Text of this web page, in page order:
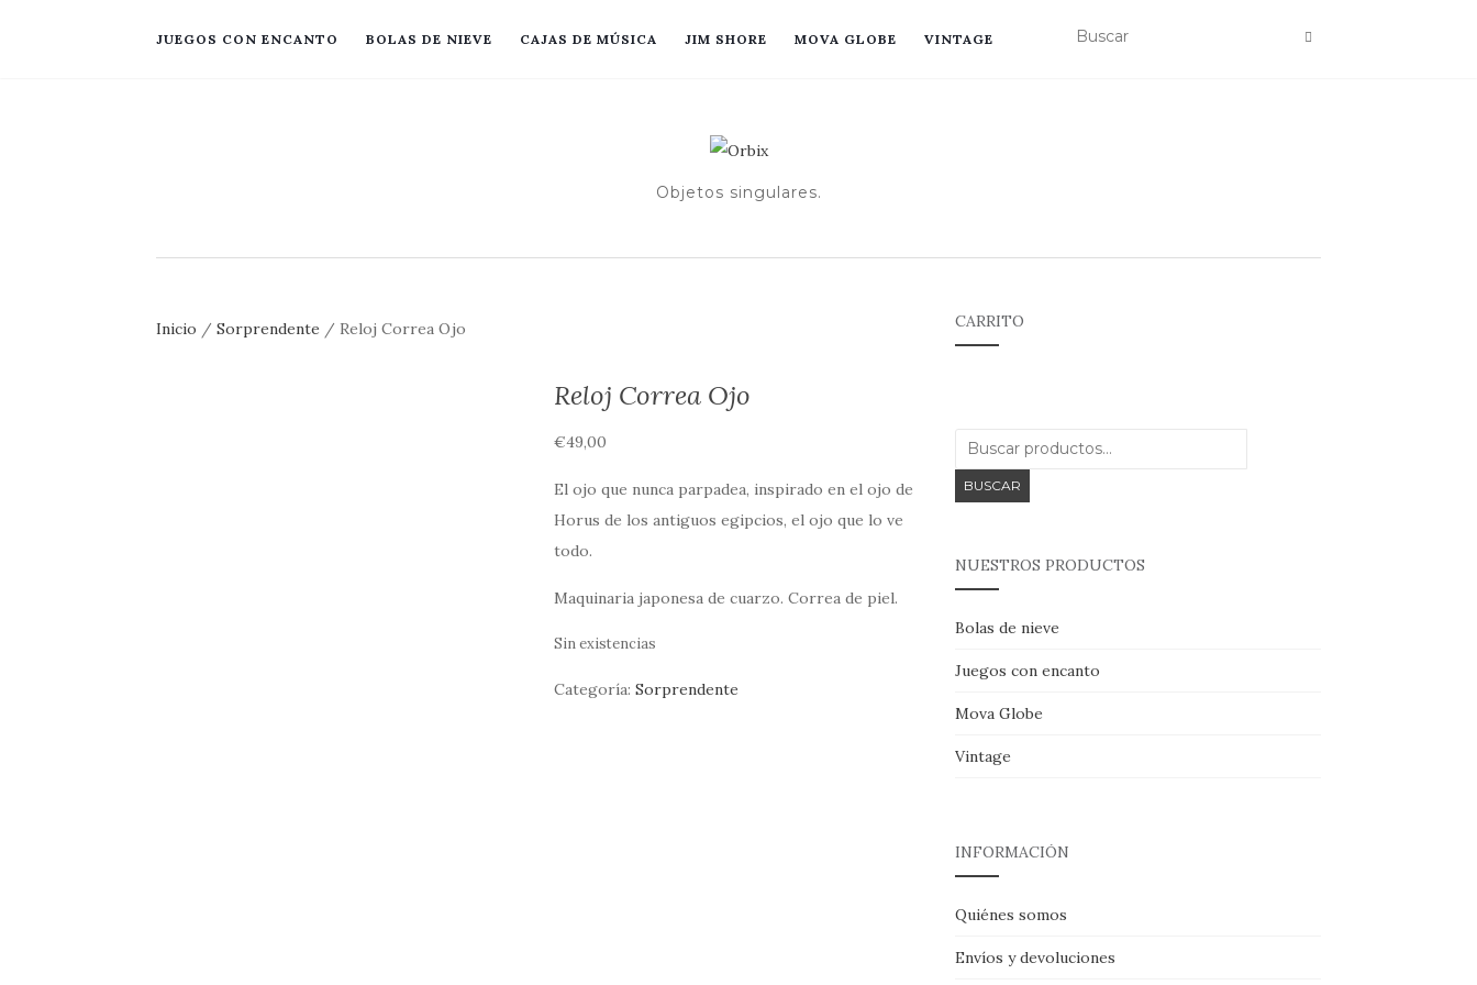
JUEGOS CON ENCANTO BOLAS DE NIEVE CAJAS DE MÚSICA JIM SHORE MOVA GLOBE VINTAGE
Objetos singulares.
Inicio / Sorprendente / Reloj Correa Ojo
Reloj Correa Ojo
€49,00
El ojo que nunca parpadea, inspirado en el ojo de
Horus de los antiguos egipcios, el ojo que lo ve
todo.
Maquinaria japonesa de cuarzo. Correa de piel.
Sin existencias
Categoría:Sorprendente
CARRITO
BUSCAR
NUESTROS PRODUCTOS
Bolas de nieve
Juegos con encanto
Mova Globe
Vintage
INFORMACIÓN
Quiénes somos
Envíos y devoluciones